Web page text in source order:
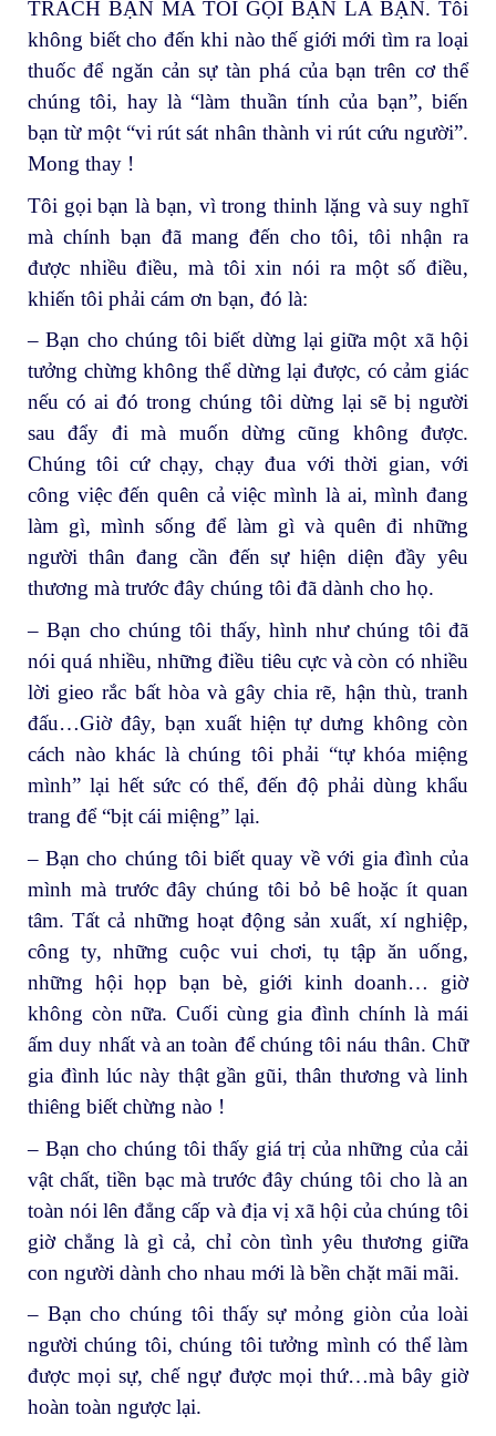
TRÁCH BẠN MÀ TÔI GỌI BẠN LÀ BẠN. Tôi
không biết cho đến khi nào thế giới mới tìm ra loại
thuốc để ngăn cản sự tàn phá của bạn trên cơ thể
chúng tôi, hay là “làm thuần tính của bạn”, biến
bạn từ một “vi rút sát nhân thành vi rút cứu người”.
Mong thay !
Tôi gọi bạn là bạn, vì trong thinh lặng và suy nghĩ
mà chính bạn đã mang đến cho tôi, tôi nhận ra
được nhiều điều, mà tôi xin nói ra một số điều,
khiến tôi phải cám ơn bạn, đó là:
– Bạn cho chúng tôi biết dừng lại giữa một xã hội
tưởng chừng không thể dừng lại được, có cảm giác
nếu có ai đó trong chúng tôi dừng lại sẽ bị người
sau đẩy đi mà muốn dừng cũng không được.
Chúng tôi cứ chạy, chạy đua với thời gian, với
công việc đến quên cả việc mình là ai, mình đang
làm gì, mình sống để làm gì và quên đi những
người thân đang cần đến sự hiện diện đầy yêu
thương mà trước đây chúng tôi đã dành cho họ.
– Bạn cho chúng tôi thấy, hình như chúng tôi đã
nói quá nhiều, những điều tiêu cực và còn có nhiều
lời gieo rắc bất hòa và gây chia rẽ, hận thù, tranh
đấu…Giờ đây, bạn xuất hiện tự dưng không còn
cách nào khác là chúng tôi phải “tự khóa miệng
mình” lại hết sức có thể, đến độ phải dùng khẩu
trang để “bịt cái miệng” lại.
– Bạn cho chúng tôi biết quay về với gia đình của
mình mà trước đây chúng tôi bỏ bê hoặc ít quan
tâm. Tất cả những hoạt động sản xuất, xí nghiệp,
công ty, những cuộc vui chơi, tụ tập ăn uống,
những hội họp bạn bè, giới kinh doanh… giờ
không còn nữa. Cuối cùng gia đình chính là mái
ấm duy nhất và an toàn để chúng tôi náu thân. Chữ
gia đình lúc này thật gần gũi, thân thương và linh
thiêng biết chừng nào !
– Bạn cho chúng tôi thấy giá trị của những của cải
vật chất, tiền bạc mà trước đây chúng tôi cho là an
toàn nói lên đẳng cấp và địa vị xã hội của chúng tôi
giờ chẳng là gì cả, chỉ còn tình yêu thương giữa
con người dành cho nhau mới là bền chặt mãi mãi.
– Bạn cho chúng tôi thấy sự mỏng giòn của loài
người chúng tôi, chúng tôi tưởng mình có thể làm
được mọi sự, chế ngự được mọi thứ…mà bây giờ
hoàn toàn ngược lại.